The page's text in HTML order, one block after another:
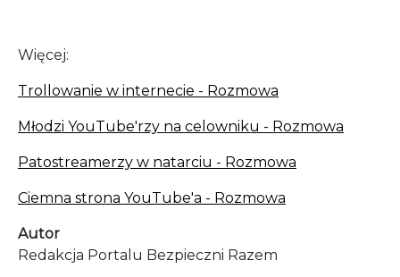
Więcej:
Trollowanie w internecie - Rozmowa
Młodzi YouTube'rzy na celowniku - Rozmowa
Patostreamerzy w natarciu - Rozmowa
Ciemna strona YouTube'a - Rozmowa
Autor
Redakcja Portalu Bezpieczni Razem